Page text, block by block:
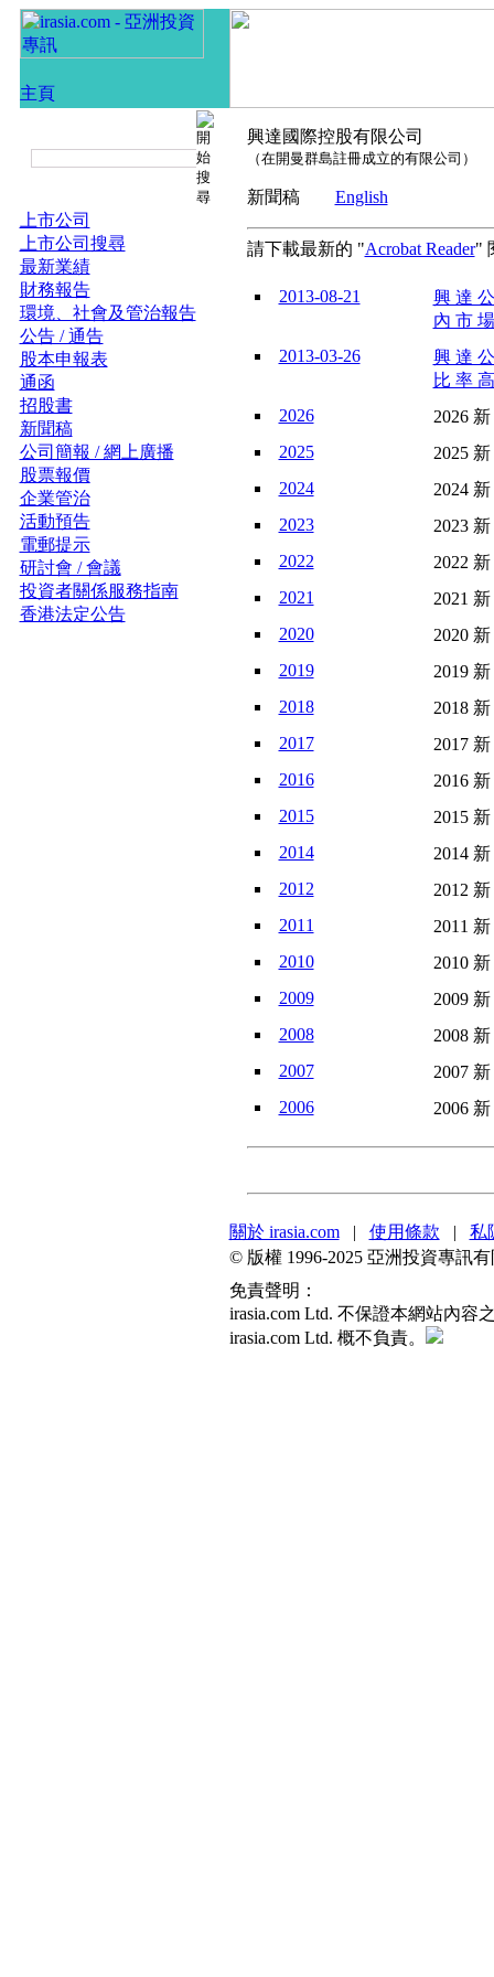
上市公司
上市公司搜尋
最新業績
財務報告
環境、社會及管治報告
公告 / 通告
股本申報表
通函
招股書
新聞稿
公司簡報 / 網上廣播
股票報價
企業管治
活動預告
電郵提示
研討會 / 會議
投資者關係服務指南
香港法定公告
興達國際控股有限公司
（在開曼群島註冊成立的有限公司）
新聞稿 English
請下載最新的 "Acrobat Reader"
2013-08-21
興 達
內 市
2013-03-26
興 達
比 率
2026
2026
2025
2025
2024
2024
2023
2023
2022
2022
2021
2021
2020
2020
2019
2019
2018
2018
2017
2017
2016
2016
2015
2015
2014
2014
2012
2012
2011
2011
2010
2010
2009
2009
2008
2008
2007
2007
2006
2006
關於 irasia.com| 使用條款 | 私
© 版權 1996-2025 亞洲投資專訊
免責聲明：
irasia.com Ltd. 不保證本網站內
irasia.com Ltd. 概不負責。